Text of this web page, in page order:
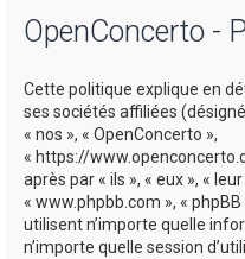
OpenConcerto -
Cette politique explique en
ses sociétés affiliées
« nos », « OpenConcerto »,
« https://
après par « ils », « eux », «
« www.phpbb.com », «
utilisent n’importe quelle
n’importe quelle session